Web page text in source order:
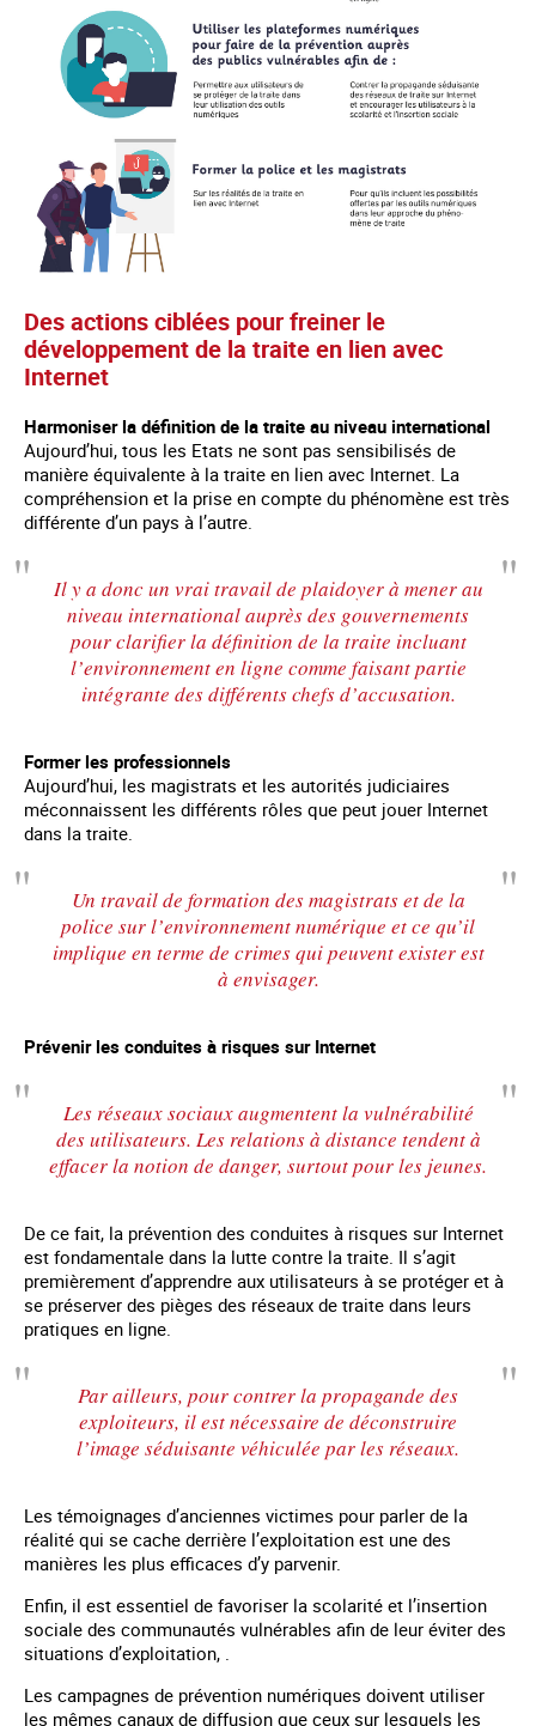
Des actions ciblées pour freiner le
développement de la traite en lien avec
Internet
Harmoniser la définition de la traite au niveau international
Aujourd’hui, tous les Etats ne sont pas sensibilisés de
manière équivalente à la traite en lien avec Internet. La
compréhension et la prise en compte du phénomène est très
différente d’un pays à l’autre.
Il y a donc un vrai travail de plaidoyer à mener au
niveau international auprès des gouvernements
pour clarifier la définition de la traite incluant
l’environnement en ligne comme faisant partie
intégrante des différents chefs d’accusation.
Former les professionnels
Aujourd’hui, les magistrats et les autorités judiciaires
méconnaissent les différents rôles que peut jouer Internet
dans la traite.
Un travail de formation des magistrats et de la
police sur l’environnement numérique et ce qu’il
implique en terme de crimes qui peuvent exister est
à envisager.
Prévenir les conduites à risques sur Internet
Les réseaux sociaux augmentent la vulnérabilité
des utilisateurs. Les relations à distance tendent à
effacer la notion de danger, surtout pour les jeunes.
De ce fait, la prévention des conduites à risques sur Internet
est fondamentale dans la lutte contre la traite. Il s’agit
premièrement d’apprendre aux utilisateurs à se protéger et à
se préserver des pièges des réseaux de traite dans leurs
pratiques en ligne.
Par ailleurs, pour contrer la propagande des
exploiteurs, il est nécessaire de déconstruire
l’image séduisante véhiculée par les réseaux.
Les témoignages d’anciennes victimes pour parler de la
réalité qui se cache derrière l’exploitation est une des
manières les plus efficaces d’y parvenir.
Enfin, il est essentiel de favoriser la scolarité et l’insertion
sociale des communautés vulnérables afin de leur éviter des
situations d’exploitation, .
Les campagnes de prévention numériques doivent utiliser
les mêmes canaux de diffusion que ceux sur lesquels les